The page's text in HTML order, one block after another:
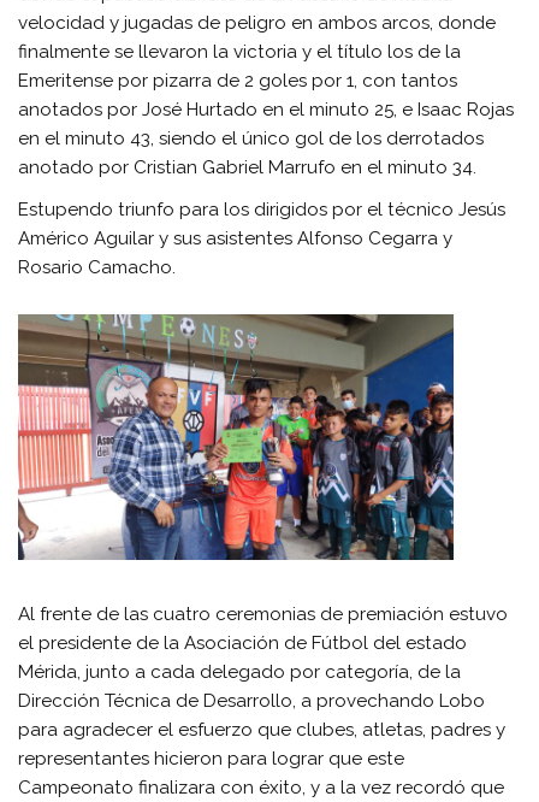
velocidad y jugadas de peligro en ambos arcos, donde
finalmente se llevaron la victoria y el título los de la
Emeritense por pizarra de 2 goles por 1, con tantos
anotados por José Hurtado en el minuto 25, e Isaac Rojas
en el minuto 43, siendo el único gol de los derrotados
anotado por Cristian Gabriel Marrufo en el minuto 34.
Estupendo triunfo para los dirigidos por el técnico Jesús
Américo Aguilar y sus asistentes Alfonso Cegarra y
Rosario Camacho.
Al frente de las cuatro ceremonias de premiación estuvo
el presidente de la Asociación de Fútbol del estado
Mérida, junto a cada delegado por categoría, de la
Dirección Técnica de Desarrollo, a provechando Lobo
para agradecer el esfuerzo que clubes, atletas, padres y
representantes hicieron para lograr que este
Campeonato finalizara con éxito, y a la vez recordó que